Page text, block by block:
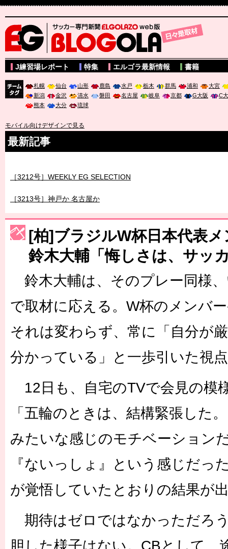
サッカー専門新聞ELGOLAZO web版 BLOGOLA
J練習場レポート 特集 エルゴラ最新情報 書籍
札幌 仙台 山形 鹿島 水戸 栃木 群馬 浦和
大宮
新潟
金沢 清水 磐田 名古屋 岐阜 京都 G大阪
C
熊本
大分 琉球
モバイル向けデザインで見る
最新記事
［3214号］WEST制覇
［3215号］WEEKLY EG SELECTION
［3216号］行く末占うラストワン
［3219号］特別な覇者へ 大逆転か連破か
［3220号］伝説の王者、黄金のシャーレ
[柏]ブラジルW杯日本代表
鈴木大輔「悔しさは、サッ
鈴木大輔は、そのプレー同様
で取材に応える。W杯のメンバ
それは変わらず、常に「自分が
分かっている」と一歩引いた視
12日も、自宅のTVで会見の模
「五輪のときは、結構緊張した
みたいな感じのモチベーション
『ないっしょ』という感じだっ
が覚悟していたとおりの結果が
期待はゼロではなかっただろ
胆した様子はない。CBとして、